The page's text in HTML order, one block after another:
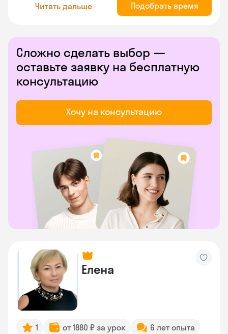
Читать дальше Подобрать время
Сложно сделать выбор —
оставьте заявку на бесплатную
консультацию
Хочу на консультацию
Елена
1 от 1880 ₽ за урок 6 лет опыта